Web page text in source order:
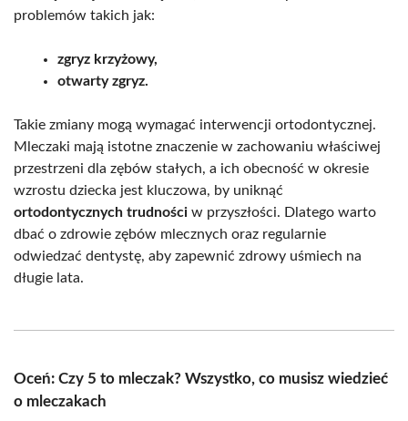
problemów takich jak:
zgryz krzyżowy,
otwarty zgryz.
Takie zmiany mogą wymagać interwencji ortodontycznej.
Mleczaki mają istotne znaczenie w zachowaniu właściwej
przestrzeni dla zębów stałych, a ich obecność w okresie
wzrostu dziecka jest kluczowa, by uniknąć
ortodontycznych trudności w przyszłości. Dlatego warto
dbać o zdrowie zębów mlecznych oraz regularnie
odwiedzać dentystę, aby zapewnić zdrowy uśmiech na
długie lata.
Oceń: Czy 5 to mleczak? Wszystko, co musisz wiedzieć
o mleczakach